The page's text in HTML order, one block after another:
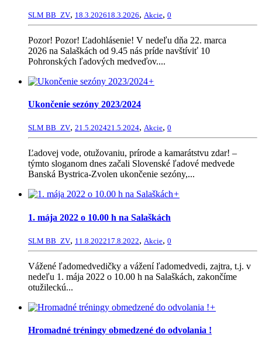
SLM BB_ZV, 18.3.202618.3.2026, Akcie, 0
Pozor! Pozor! Ľadohlásenie! V nedeľu dňa 22. marca
2026 na Salaškách od 9.45 nás príde navštíviť 10
Pohronských ľadových medveďov....
+
Ukončenie sezóny 2023/2024
SLM BB_ZV, 21.5.202421.5.2024, Akcie, 0
Ľadovej vode, otužovaniu, prírode a kamarátstvu zdar! –
týmto sloganom dnes začali Slovenské ľadové medvede
Banská Bystrica-Zvolen ukončenie sezóny,...
+
1. mája 2022 o 10.00 h na Salaškách
SLM BB_ZV, 11.8.202217.8.2022, Akcie, 0
Vážené ľadomedvedičky a vážení ľadomedvedi, zajtra, t.j. v
nedeľu 1. mája 2022 o 10.00 h na Salaškách, zakončíme
otužileckú...
+
Hromadné tréningy obmedzené do odvolania !